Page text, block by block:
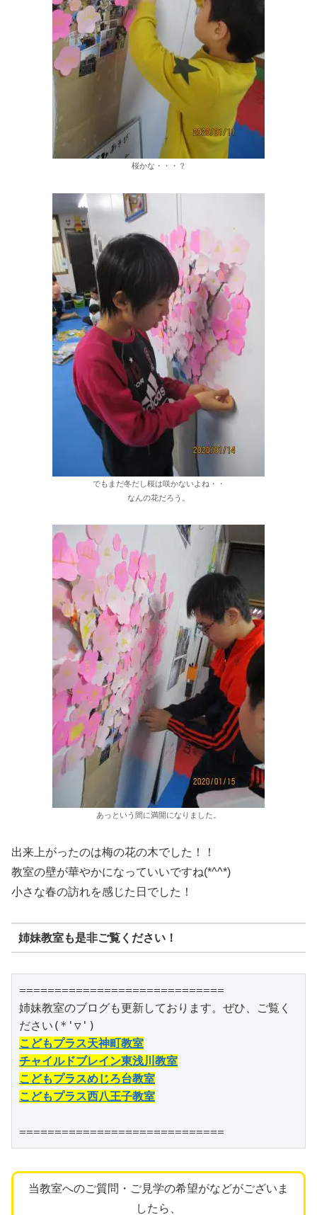
桜かな・・・？
でもまだ冬だし桜は咲かないよね・・
なんの花だろう。
あっという間に満開になりました。
出来上がったのは梅の花の木でした！！
教室の壁が華やかになっていいですね(*^^*)
小さな春の訪れを感じた日でした！
姉妹教室も是非ご覧ください！
=============================
姉妹教室のブログも更新しております。ぜひ、ご覧く
こどもプラス天神町教室
チャイルドブレイン東浅川教室
こどもプラスめじろ台教室
こどもプラス西八王子教室
=============================
当教室へのご質問・ご見学の希望がなどがございま
したら、